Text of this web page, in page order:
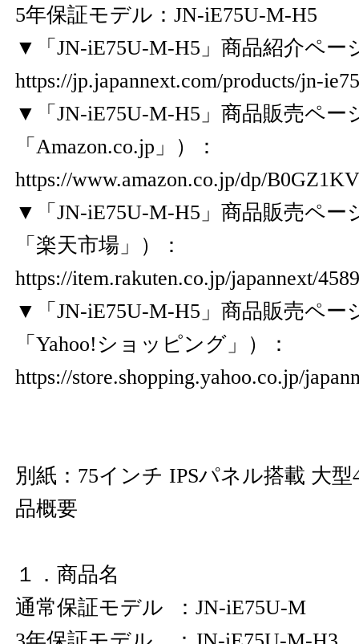
5年保証モデル：JN-iE75U-M-H5
▼「JN-iE75U-M-H5」商品紹介ペー
https://jp.japannext.com/products/jn-
▼「JN-iE75U-M-H5」商品販売ペー
「Amazon.co.jp」）：
https://www.amazon.co.jp/dp/
▼「JN-iE75U-M-H5」商品販売ペー
「楽天市場」）：
https://item.rakuten.co.jp/japannext/
▼「JN-iE75U-M-H5」商品販売ペー
「Yahoo!ショッピング」）：
https://store.shopping.yahoo.co.jp/
別紙：75インチ IPSパネル搭載 大
品概要
１．商品名
通常保証モデル ：JN-iE75U-M